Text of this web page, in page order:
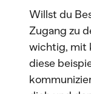
Willst du
Zugang zu
wichtig, mit
diese